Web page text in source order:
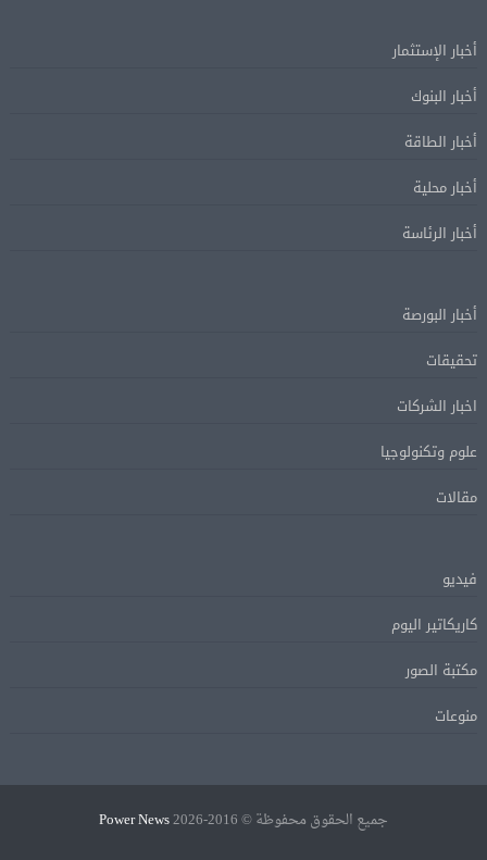
أخبار الإستثمار
أخبار البنوك
أخبار الطاقة
أخبار محلية
أخبار الرئاسة
أخبار البورصة
تحقيقات
اخبار الشركات
علوم وتكنولوجيا
مقالات
فيديو
كاريكاتير اليوم
مكتبة الصور
منوعات
جميع الحقوق محفوظة © 2016-2026 Power News